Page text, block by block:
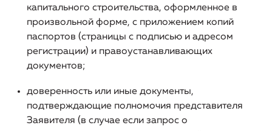
регулируемой организации и отчетах об их
реализации
Информация о ценах (тарифах) на регулируемые
товары (услуги)
возможности подключения (технологического
присоединения) к системе теплоснабжения, а также о
регистрации и ходе реализации заявок на
капитального строительства, оформленное в
произвольной форме, с приложением копий
паспортов (страницы с подписью и адресом
регистрации) и правоустанавливающих
документов;
доверенность или иные документы,
подтверждающие полномочия представителя
Заявителя (в случае если запрос о